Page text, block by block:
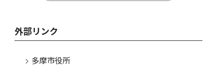
外部リンク
多摩市役所